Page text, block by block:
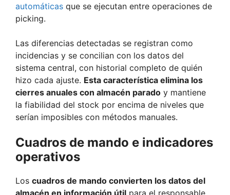
automáticas que se ejecutan entre operaciones de
picking.
Las diferencias detectadas se registran como
incidencias y se concilian con los datos del
sistema central, con historial completo de quién
hizo cada ajuste. Esta característica elimina los
cierres anuales con almacén parado y mantiene
la fiabilidad del stock por encima de niveles que
serían imposibles con métodos manuales.
Cuadros de mando e indicadores
operativos
Los cuadros de mando convierten los datos del
almacén en información útil para el responsable